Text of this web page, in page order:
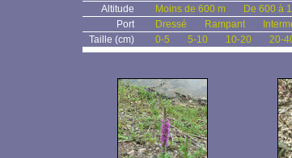
Altitude
Moins de 600 m De 600 à
Port
Dressé Rampant
Taille (cm)
0-5 5-10 10-20 20-